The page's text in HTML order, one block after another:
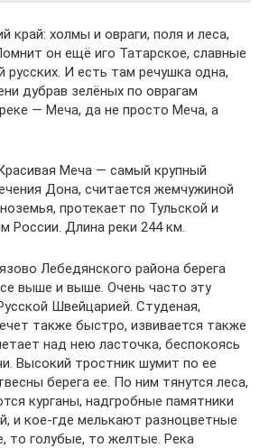
край: холмы и овраги, поля и леса,
он ещё иго Татарское, славные
русских. И есть там речушка одна,
дубрав зелёных по оврагам
— Мечa, да не просто Мечa, а
Меча — самый крупный
Дона, считается жемчужиной
протекает по Тульской и
России. Длина реки 244 км.
Лебедянского района берега
выше и выше. Очень часто эту
Швейцарией. Студеная,
также быстро, извивается также
над нею ласточка, беспокоясь
Высокий тростник шумит по ее
берега ее. По ним тянутся леса,
курганы, надгробные памятники
и кое-где мелькают разноцветные
то голубые, то желтые. Река